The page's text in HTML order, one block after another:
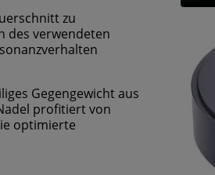
zu
des verwendeten
Gegengewicht aus
profitiert von
optimierte